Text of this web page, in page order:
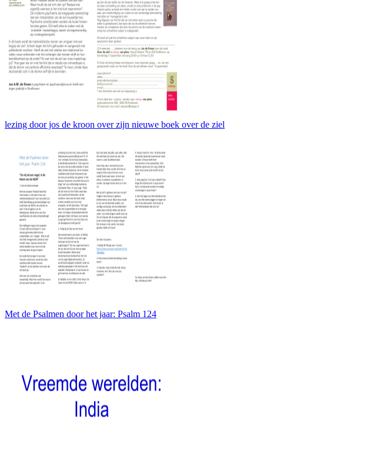
lezing door jos de kroon over zijn nieuwe boek over de ziel
Met de Psalmen door het jaar: Psalm 124